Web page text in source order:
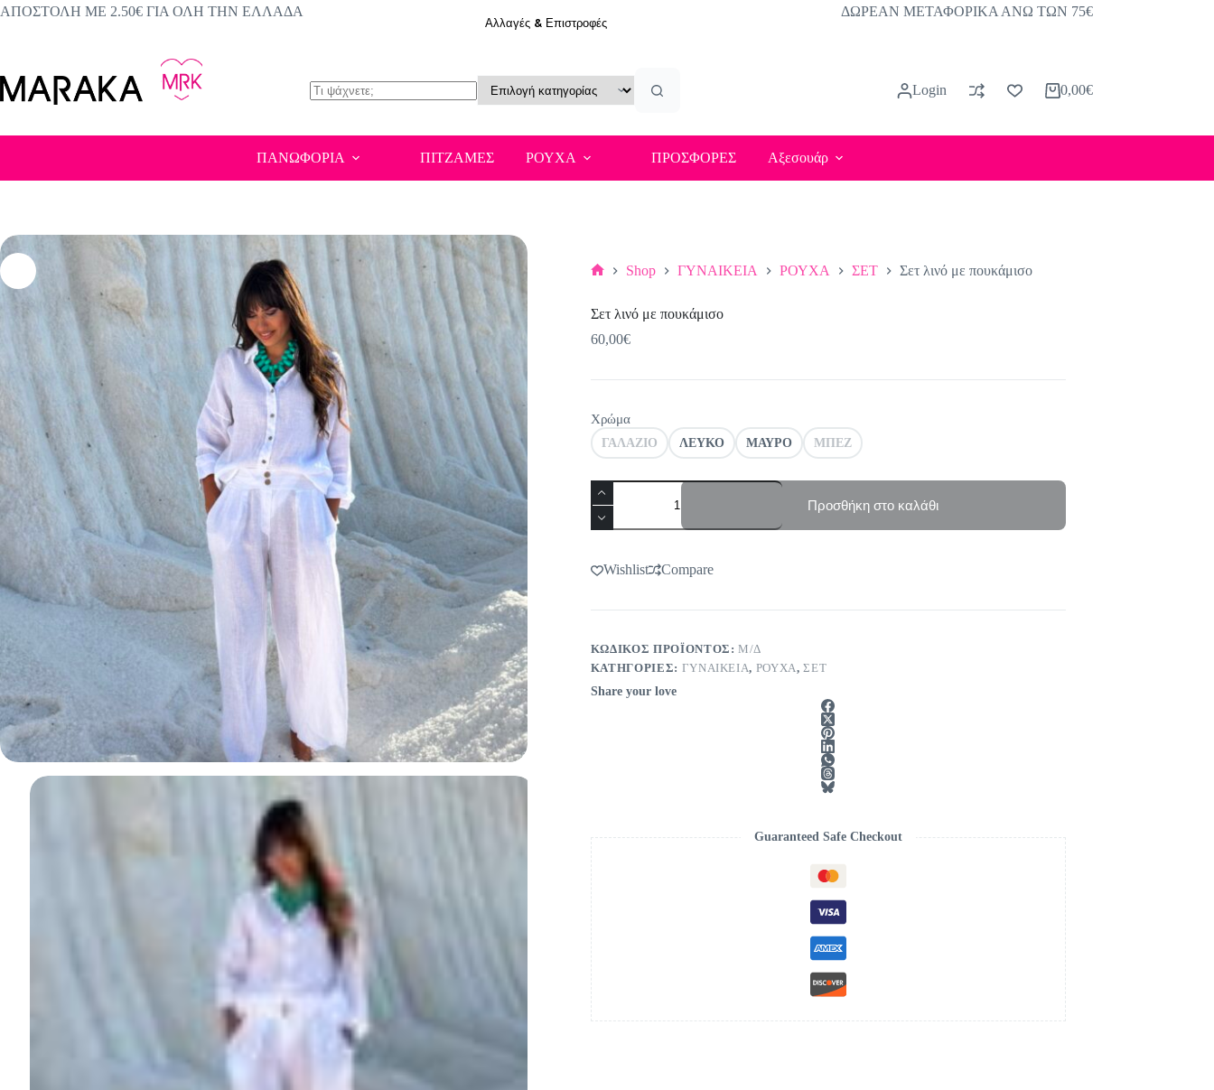
Μετάβαση
ΑΠΟΣΤΟΛΗ ΜΕ 2.50€ ΓΙΑ ΟΛΗ ΤΗΝ ΕΛΛΑΔΑ
Αλλαγές & Επιστροφές
ΔΩΡΕΑΝ ΜΕΤΑΦΟΡΙΚΑ ΑΝΩ ΤΩΝ 75€
results
Login
Καλάθι
0,00€
ΠΑΝΩΦΟΡΙΑ ΠΙΤΖΑΜΕΣ ΡΟΥΧΑ ΠΡΟΣΦΟΡΕΣ Αξεσουάρ
Shop ΓΥΝΑΙΚΕΙΑ ΡΟΥΧΑ ΣΕΤ Σετ λινό με πουκάμισο
Σετ λινό με πουκάμισο
60,00€
Χρώμα
ΓΑΛΑΖΙΟ ΛΕΥΚΟ ΜΑΥΡΟ ΜΠΕΖ
Σετ
λινό
με
πουκάμισο
Προσθήκη στο καλάθι
Wishlist Compare
ΚΩΔΙΚΌΣ ΠΡΟΪΌΝΤΟΣ:Μ/Δ
ΚΑΤΗΓΟΡΊΕΣ: ΓΥΝΑΙΚΕΙΑ, ΡΟΥΧΑ,ΣΕΤ
Share your love
Guaranteed Safe Checkout